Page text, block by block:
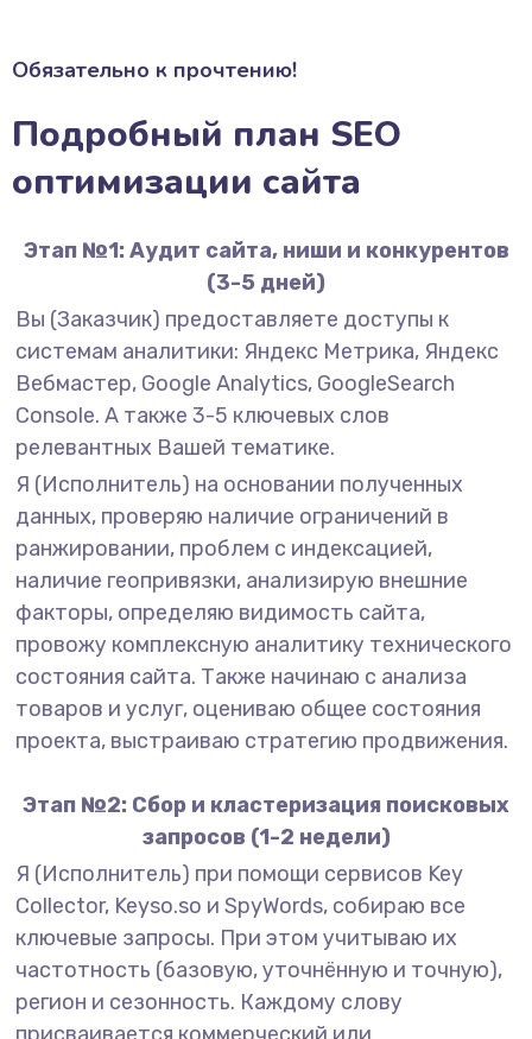
Обязательно к прочтению!
Подробный план SEO
оптимизации сайта
Этап №1: Аудит сайта, ниши и конкурентов
(3-5 дней)
Вы (Заказчик) предоставляете доступы к
системам аналитики: Яндекс Метрика, Яндекс
Вебмастер, Google Analytics, GoogleSearch
Console. А также 3-5 ключевых слов
релевантных Вашей тематике.
Я (Исполнитель) на основании полученных
данных, проверяю наличие ограничений в
ранжировании, проблем с индексацией,
наличие геопривязки, анализирую внешние
факторы, определяю видимость сайта,
провожу комплексную аналитику технического
состояния сайта. Также начинаю с анализа
товаров и услуг, оцениваю общее состояния
проекта, выстраиваю стратегию продвижения.
Этап №2: Сбор и кластеризация поисковых
запросов (1-2 недели)
Я (Исполнитель) при помощи сервисов Key
Collector, Keyso.so и SpyWords, собираю все
ключевые запросы. При этом учитываю их
частотность (базовую, уточнённую и точную),
регион и сезонность. Каждому слову